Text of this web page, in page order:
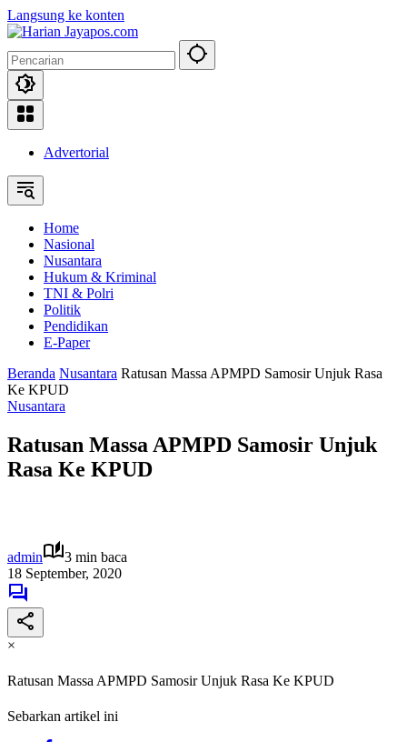
Langsung ke konten
Advertorial
Home
Nasional
Nusantara
Hukum & Kriminal
TNI & Polri
Politik
Pendidikan
E-Paper
Beranda Nusantara Ratusan Massa APMPD Samosir Unjuk Rasa
Ke KPUD
Nusantara
Ratusan Massa APMPD Samosir Unjuk
Rasa Ke KPUD
admin
3 min baca
18 September, 2020
×
Ratusan Massa APMPD Samosir Unjuk Rasa Ke KPUD
Sebarkan artikel ini